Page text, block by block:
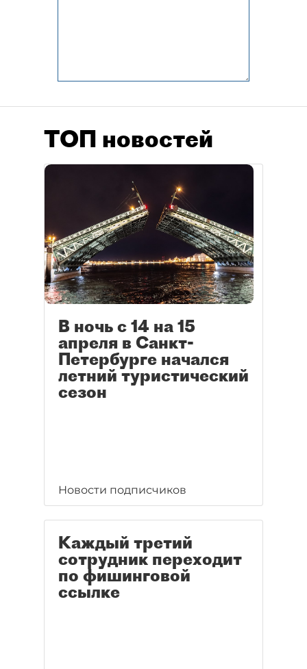
ТОП новостей
В ночь с 14 на 15
апреля в Санкт-
Петербурге начался
летний туристический
сезон
Новости подписчиков
Каждый третий
сотрудник переходит
по фишинговой
ссылке